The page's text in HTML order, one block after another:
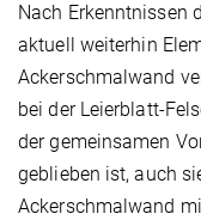
Nach Erkenntnissen
aktuell weiterhin
Ackerschmalwand
bei der Leierblatt-
der gemeinsamen
geblieben ist, auch
Ackerschmalwand